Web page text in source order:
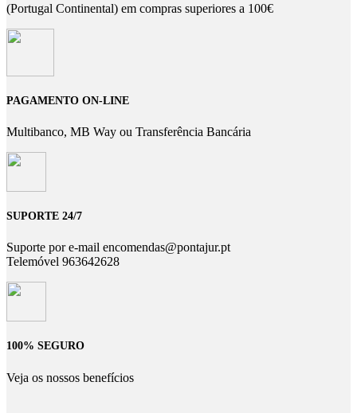
(Portugal Continental) em compras superiores a 100€
PAGAMENTO ON-LINE
Multibanco, MB Way ou Transferência Bancária
SUPORTE 24/7
Suporte por e-mail encomendas@pontajur.pt
Telemóvel 963642628
100% SEGURO
Veja os nossos benefícios